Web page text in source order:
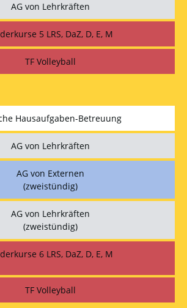
AG von Lehrkräften
5 LRS, DaZ, D, E, M
TF Volleyball
Hausaufgaben-Betreuung
AG von Lehrkräften
AG von Externen
(zweistündig)
AG von Lehrkräften
(zweistündig)
6 LRS, DaZ, D, E, M
TF Volleyball